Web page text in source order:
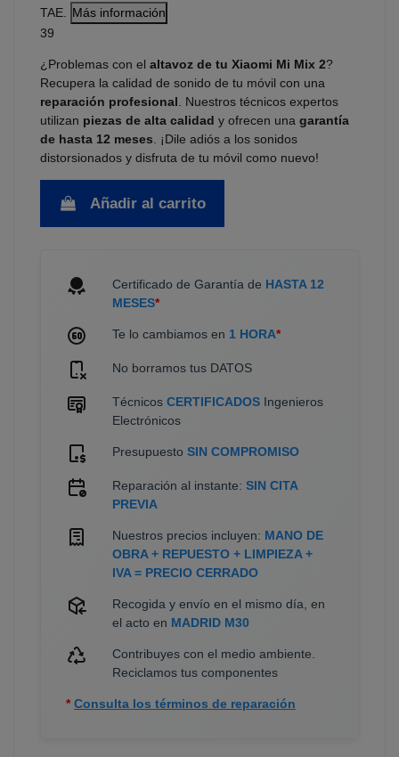
TAE.
Más información
39
¿Problemas con el altavoz de tu Xiaomi Mi Mix 2?
Recupera la calidad de sonido de tu móvil con una
reparación profesional . Nuestros técnicos expertos
utilizan piezas de alta calidad y ofrecen una garantía
de hasta 12 meses . ¡Dile adiós a los sonidos
distorsionados y disfruta de tu móvil como nuevo!
Añadir al carrito
Certificado de Garantía de HASTA 12
MESES*
Te lo cambiamos en 1 HORA*
No borramos tus DATOS
Técnicos CERTIFICADOS Ingenieros
Electrónicos
Presupuesto SIN COMPROMISO
Reparación al instante: SIN CITA
PREVIA
Nuestros precios incluyen: MANO DE
OBRA + REPUESTO + LIMPIEZA +
IVA = PRECIO CERRADO
Recogida y envío en el mismo día, en
el acto en MADRID M30
Contribuyes con el medio ambiente.
Reciclamos tus componentes
* Consulta los términos de reparación